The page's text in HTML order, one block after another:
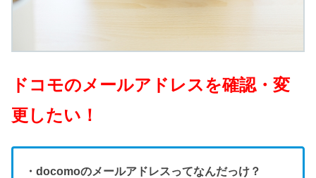
ドコモのメールアドレスを確認・変
更したい！
・docomoのメールアドレスってなんだっけ？